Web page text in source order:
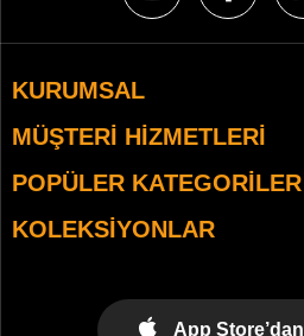
KURUMSAL
MÜŞTERI HIZMETLERI
POPÜLER KATEGORILER
KOLEKSIYONLAR
App Store’dan